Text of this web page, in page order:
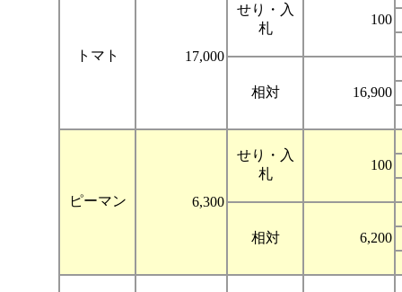
トマト 17,000
せり・入
札
100
相対 16,900
ピーマン 6,300
せり・入
札
100
相対 6,200